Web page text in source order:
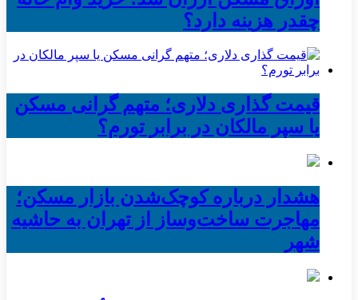
چقدر هزینه دارد؟
قیمت گذاری دلاری؛ متهم گرانی مسکن
یا سپر مالکان در برابر تورم؟
هشدار درباره کوچک‌شدن بازار مسکن؛
مهاجرت ساخت‌وساز از تهران به حاشیه‌
شهر